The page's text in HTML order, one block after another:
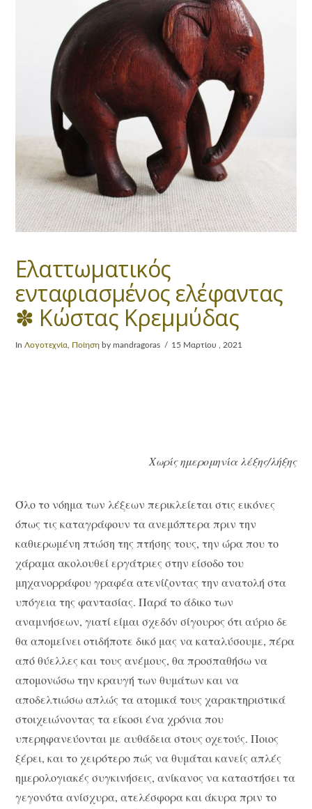
Ελαττωματικός
ενταφιασμένος ελέφαντας
✽ Κώστας Κρεμμύδας
InΛογοτεχνία Ποίηση by mandragoras 15 Μαρτίου , 2021
Χωρίς ημερομηνία λέξης/λήξης
Όλο το νόημα των λέξεων περικλείεται στις εικόνες
όπως τις καταγράφουν τα ανεμόπτερα πριν την
καθιερωμένη πτώση της πτήσης τους, την ώρα που το
χάραμα ακολουθεί εργάτριες στην είσοδο του
μηχανορράφου γραφέα ατενίζοντας την ανατολή στα
υπόγεια της φαντασίας. Παρά το άδικο των
αναμνήσεων, γιατί είμαι σχεδόν σίγουρος ότι αύριο δε
θα απομείνει οτιδήποτε δικό μας να καταλύσουμε, πέρα
από θύελλες και τους ανέμους, θα προσπαθήσω να
απομονώσω την κραυγή των θυμάτων και να
αποδελτιώσω απλώς τα ατομικά τους χαρακτηριστικά
στοιχειώνοντας τα είκοσι ένα χρόνια που
υπερηφανεύονται με αυθάδεια στους οχετούς. Ποιος
ξέρει, και το χειρότερο πώς να θυμάται κανείς απλές
ημερολογιακές συγκινήσεις, ανίκανος να καταστήσει τα
γεγονότα ανίσχυρα, ατελέσφορα και άκυρα πριν το